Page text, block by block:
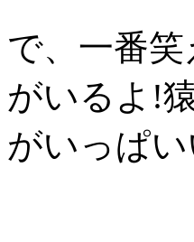
で、一番
がいるよ!
がいっぱ